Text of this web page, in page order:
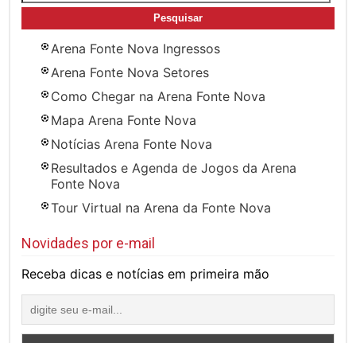
por:
Arena Fonte Nova Ingressos
Arena Fonte Nova Setores
Como Chegar na Arena Fonte Nova
Mapa Arena Fonte Nova
Notícias Arena Fonte Nova
Resultados e Agenda de Jogos da Arena
Fonte Nova
Tour Virtual na Arena da Fonte Nova
Novidades por e-mail
Receba dicas e notícias em primeira mão